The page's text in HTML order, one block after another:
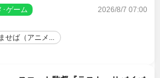
映決定！
･ゲーム 2026/8/7 07:00
せば（アニメ...